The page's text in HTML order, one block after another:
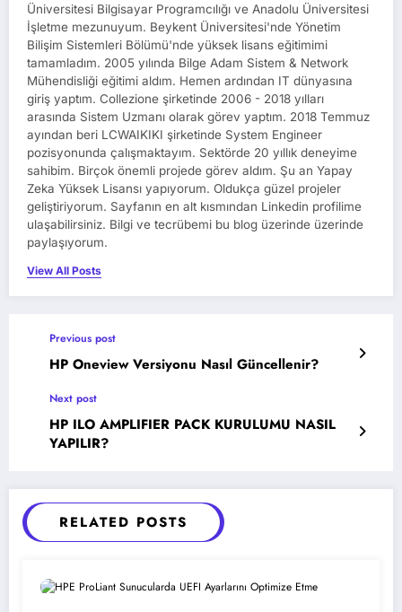
Üniversitesi Bilgisayar Programcılığı ve Anadolu Üniversitesi
İşletme mezunuyum. Beykent Üniversitesi'nde Yönetim
Bilişim Sistemleri Bölümü'nde yüksek lisans eğitimimi
tamamladım. 2005 yılında Bilge Adam Sistem & Network
Mühendisliği eğitimi aldım. Hemen ardından IT dünyasına
giriş yaptım. Collezione şirketinde 2006 - 2018 yılları
arasında Sistem Uzmanı olarak görev yaptım. 2018 Temmuz
ayından beri LCWAIKIKI şirketinde System Engineer
pozisyonunda çalışmaktayım. Sektörde 20 yıllık deneyime
sahibim. Birçok önemli projede görev aldım. Şu an Yapay
Zeka Yüksek Lisansı yapıyorum. Oldukça güzel projeler
geliştiriyorum. Sayfanın en alt kısmından Linkedin profilime
ulaşabilirsiniz. Bilgi ve tecrübemi bu blog üzerinde üzerinde
paylaşıyorum.
View All Posts
Previous post
HP Oneview Versiyonu Nasıl Güncellenir?
Next post
HP ILO AMPLIFIER PACK KURULUMU NASIL
YAPILIR?
RELATED POSTS